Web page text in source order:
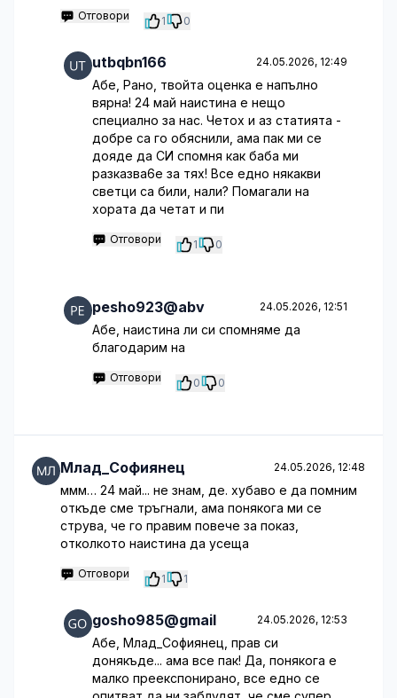
Отговори 1 0
utbqbn166 24.05.2026, 12:49
Абе, Рано, твойта оценка е напълно
вярна! 24 май наистина е нещо
специално за нас. Четох и аз статията -
добре са го обяснили, ама пак ми се
дояде да СИ спомня как баба ми
разказва6е за тях! Все едно някакви
светци са били, нали? Помагали на
хората да четат и пи
Отговори 1 0
pesho923@abv 24.05.2026, 12:51
Абе, наистина ли си спомняме да
благодарим на
Отговори 0 0
Млад_Софиянец 24.05.2026, 12:48
ммм… 24 май... не знам, де. хубаво е да помним
откъде сме тръгнали, ама понякога ми се
струва, че го правим повече за показ,
отколкото наистина да усеща
Отговори 1 1
gosho985@gmail 24.05.2026, 12:53
Абе, Млад_Софиянец, прав си
донякъде... ама все пак! Да, понякога е
малко преекспонирано, все едно се